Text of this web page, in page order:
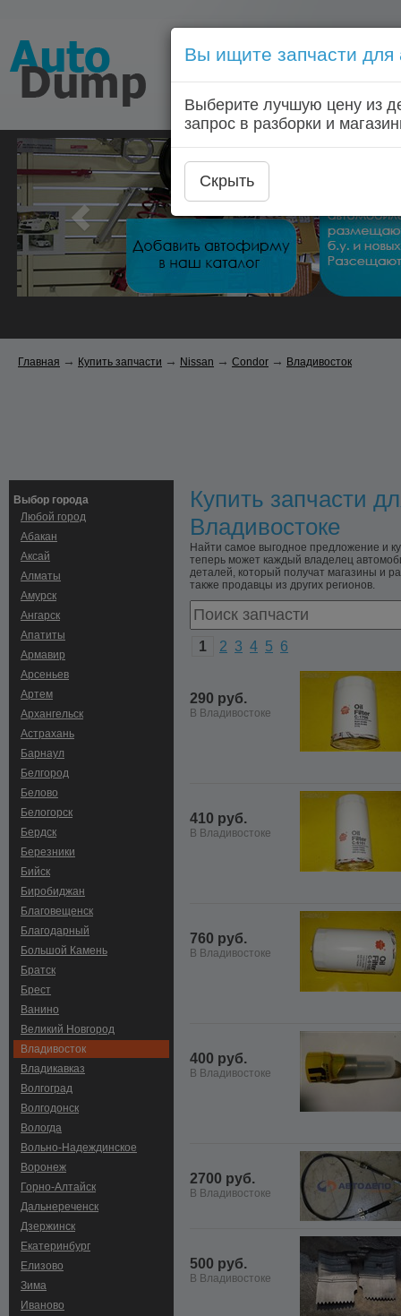
Голосовой запрос
Главная
Главная → Купить запчасти → Nissan → Condor → Владивосток
Выбор города
Любой город
Абакан
Аксай
Алматы
Амурск
Ангарск
Апатиты
Армавир
Арсеньев
Артем
Архангельск
Астрахань
Барнаул
Белгород
Белово
Белогорск
Бердск
Березники
Бийск
Биробиджан
Благовещенск
Благодарный
Большой Камень
Братск
Брест
Ванино
Великий Новгород
Владивосток
Владикавказ
Волгоград
Волгодонск
Вологда
Вольно-Hадеждинское
Воронеж
Горно-Алтайск
Дальнереченск
Дзержинск
Екатеринбург
Елизово
Зима
Иваново
Купить запчасти
Владивостоке
Найти самое выгодное предложение и
теперь может каждый владелец
деталей, который получат магазины и
также продавцы из других регионов.
1 2 3 4 5 6
290 руб.
В Владивостоке
410 руб.
В Владивостоке
760 руб.
В Владивостоке
400 руб.
В Владивостоке
2700 руб.
В Владивостоке
500 руб.
В Владивостоке
Вы ищите запчасти для
Выберите лучшую цену из
запрос в разборки и
Скрыть